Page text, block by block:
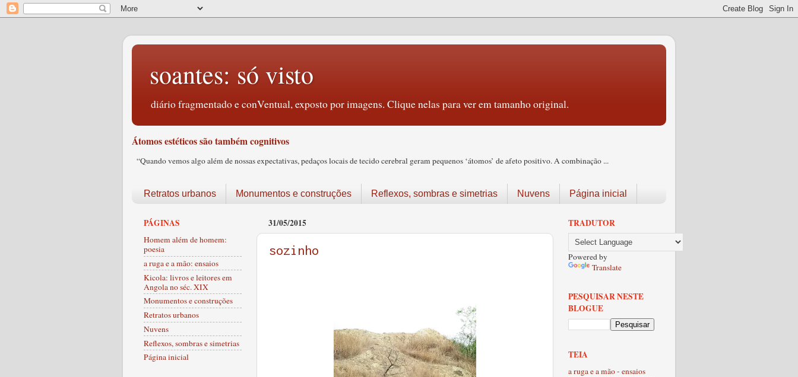
soantes: só visto
diário fragmentado e conVentual, exposto por imagens. Clique nelas para ver em tamanho original.
Átomos estéticos são também cognitivos
“Quando vemos algo além de nossas expectativas, pedaços locais de tecido cerebral geram pequenos ‘átomos’ de afeto positivo. A combinação ...
Retratos urbanos Monumentos e construções Reflexos, sombras e simetrias Nuvens Página inicial
31/05/2015
sozinho
PÁGINAS
Homem além de homem:
poesia
a ruga e a mão: ensaios
Kicola: livros e leitores em
Angola no séc. XIX
Monumentos e construções
Retratos urbanos
Nuvens
Reflexos, sombras e simetrias
Página inicial
TRADUTOR
Powered by
Translate
PESQUISAR NESTE
BLOGUE
TEIA
a ruga e a mão - ensaios